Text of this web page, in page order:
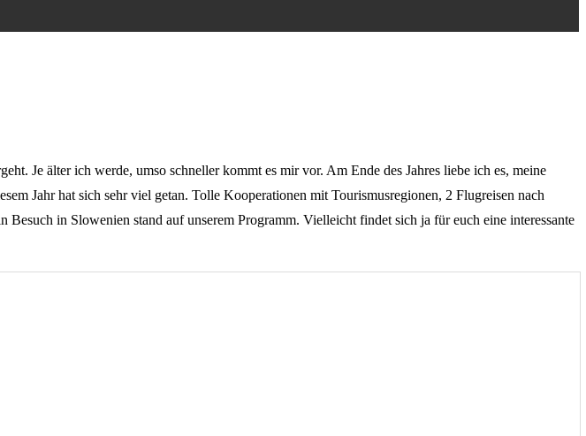
Je älter ich werde, umso schneller kommt es mir vor. Am Ende des Jahres liebe ich es, meine
Jahr hat sich sehr viel getan. Tolle Kooperationen mit Tourismusregionen, 2 Flugreisen nach
in Slowenien stand auf unserem Programm. Vielleicht findet sich ja für euch eine interessante